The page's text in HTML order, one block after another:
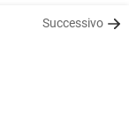
Successivo